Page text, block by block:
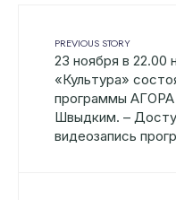
PREVIOUS STORY
23 ноября в 22.00
«Культура»
программы
Швыдким. –
видеозапись